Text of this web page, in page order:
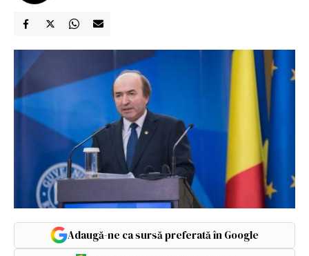
Adaugă-ne ca sursă preferată în Google